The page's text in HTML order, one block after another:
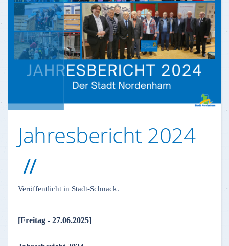
Jahresbericht 2024
Veröffentlicht in Stadt-Schnack.
[Freitag - 27.06.2025]